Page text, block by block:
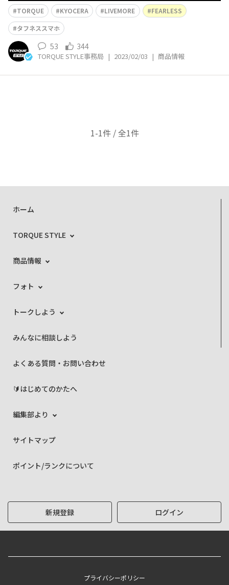
TORQUE KYOCERA LIVEMORE
FEARLESS
タフネススマホ
53 344
TORQUE STYLE事務局 | 2023/02/03 | 商品情報
1-1件 / 全1件
ホーム
TORQUE STYLE
商品情報
フォト
トークしよう
みんなに相談しよう
よくある質問・お問い合わせ
🔰はじめてのかたへ
編集部より
サイトマップ
ポイント/ランクについて
新規登録 ログイン
プライバシーポリシー